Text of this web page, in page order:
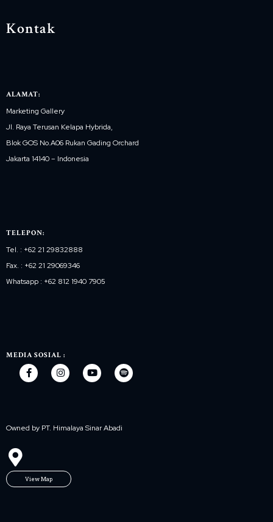
Kontak
ALAMAT:
Marketing Gallery
Jl. Raya Terusan Kelapa Hybrida,
Blok GOS No.A06 Rukan Gading Orchard
Jakarta 14140 – Indonesia
TELEPON:
Tel. : +62 21 29832888
Fax. : +62 21 29069346
Whatsapp : +62 812 1940 7905
MEDIA SOSIAL :
Owned by PT. Himalaya Sinar Abadi
View Map